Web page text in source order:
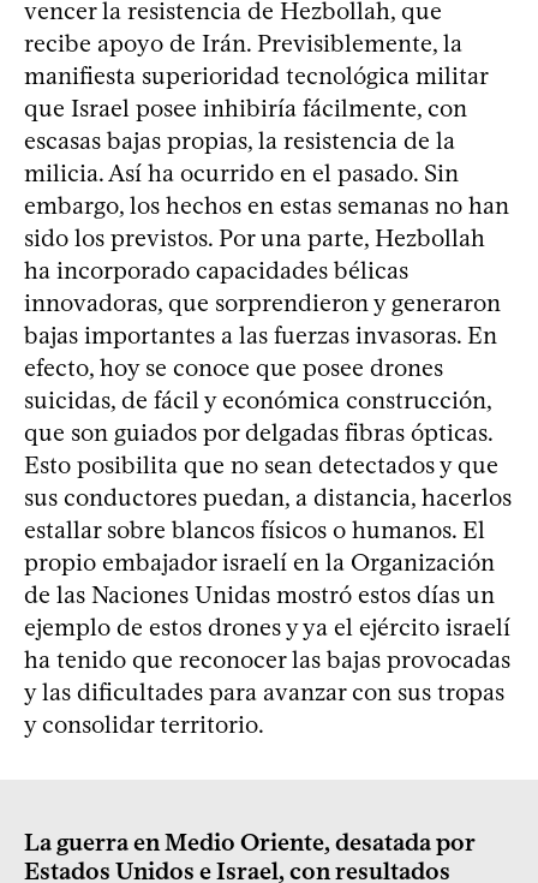
vencer la resistencia de Hezbollah, que
recibe apoyo de Irán. Previsiblemente, la
manifiesta superioridad tecnológica militar
que Israel posee inhibiría fácilmente, con
escasas bajas propias, la resistencia de la
milicia. Así ha ocurrido en el pasado. Sin
embargo, los hechos en estas semanas no han
sido los previstos. Por una parte, Hezbollah
ha incorporado capacidades bélicas
innovadoras, que sorprendieron y generaron
bajas importantes a las fuerzas invasoras. En
efecto, hoy se conoce que posee drones
suicidas, de fácil y económica construcción,
que son guiados por delgadas fibras ópticas.
Esto posibilita que no sean detectados y que
sus conductores puedan, a distancia, hacerlos
estallar sobre blancos físicos o humanos. El
propio embajador israelí en la Organización
de las Naciones Unidas mostró estos días un
ejemplo de estos drones y ya el ejército israelí
ha tenido que reconocer las bajas provocadas
y las dificultades para avanzar con sus tropas
y consolidar territorio.
La guerra en Medio Oriente, desatada por
Estados Unidos e Israel, con resultados